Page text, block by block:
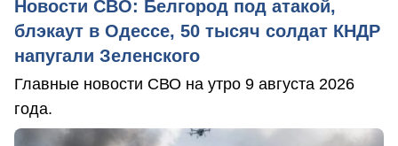
Новости СВО: Белгород под атакой,
блэкаут в Одессе, 50 тысяч солдат КНДР
напугали Зеленского
Главные новости СВО на утро 9 августа 2026
года.